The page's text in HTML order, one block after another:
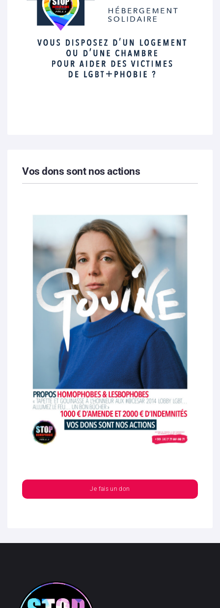
Vos dons sont nos actions
Je fais un don